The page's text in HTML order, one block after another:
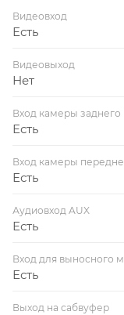
Видеовход
Есть
Видеовыход
Нет
Вход камеры заднего
Есть
Вход камеры
Есть
Аудиовход AUX
Есть
Вход для выносного
Есть
Выход на сабвуфер